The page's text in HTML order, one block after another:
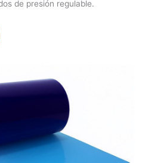
de presión regulable.